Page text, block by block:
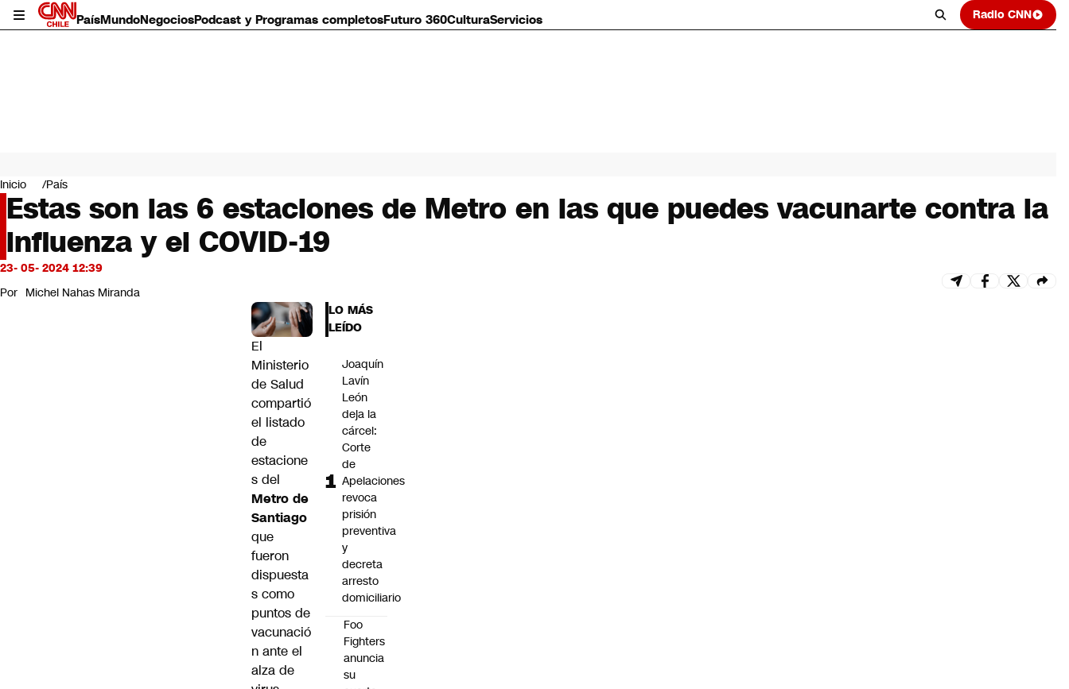
PaísMundoNegociosPodcast y Programas completosFuturo 360CulturaServicios Radio CNN
Mundo
Negocios
Deportes
Programas completos
Cultura
Servicios
Bits
CNN Data
Inicio País
Estas son las 6 estaciones de Metro en las que puedes vacunarte contra la
influenza y el COVID-19
23- 05- 2024 12:39
Por Michel Nahas Miranda
El
Ministerio
de Salud
compartió
el listado
de
estacione
s del
Metro de
Santiago
que
fueron
dispuesta
s como
puntos de
vacunació
n ante el
alza de
LO MÁS
LEÍDO
Joaquín
Lavín
León
deja la
cárcel:
Corte
de
Apelaciones
revoca
prisión
preventiva
y
decreta
arresto
domiciliario
Foo
Fighters
anuncia
su